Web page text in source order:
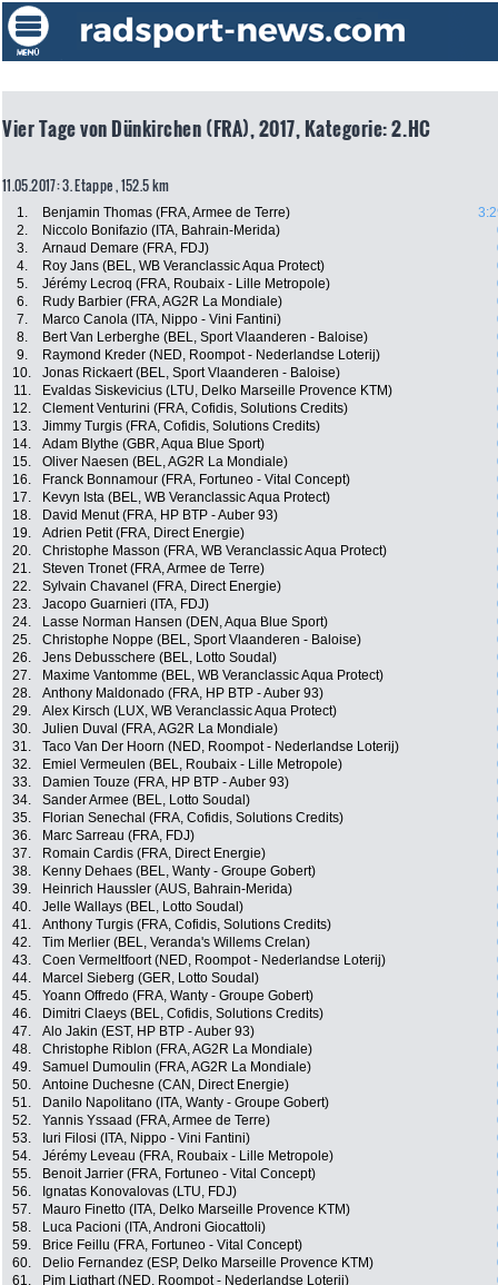
Vier Tage von Dünkirchen (FRA), 2017, Kategorie: 2.HC
11.05.2017: 3. Etappe , 152.5 km
1. Benjamin Thomas (FRA, Armee de Terre)
2.
Niccolo Bonifazio (ITA, Bahrain-Merida)
3.
Arnaud Demare (FRA, FDJ)
4.
Roy Jans (BEL, WB Veranclassic Aqua Protect)
5.
Jérémy Lecroq (FRA, Roubaix - Lille Metropole)
6.
Rudy Barbier (FRA, AG2R La Mondiale)
7.
Marco Canola (ITA, Nippo - Vini Fantini)
8.
Bert Van Lerberghe (BEL, Sport Vlaanderen - Baloise)
9.
Raymond Kreder (NED, Roompot - Nederlandse Loterij)
10.
Jonas Rickaert (BEL, Sport Vlaanderen - Baloise)
11.
Evaldas Siskevicius (LTU, Delko Marseille Provence KTM)
12.
Clement Venturini (FRA, Cofidis, Solutions Credits)
13.
Jimmy Turgis (FRA, Cofidis, Solutions Credits)
14.
Adam Blythe (GBR, Aqua Blue Sport)
15.
Oliver Naesen (BEL, AG2R La Mondiale)
16.
Franck Bonnamour (FRA, Fortuneo - Vital Concept)
17.
Kevyn Ista (BEL, WB Veranclassic Aqua Protect)
18.
David Menut (FRA, HP BTP - Auber 93)
19.
Adrien Petit (FRA, Direct Energie)
20.
Christophe Masson (FRA, WB Veranclassic Aqua Protect)
21.
Steven Tronet (FRA, Armee de Terre)
22.
Sylvain Chavanel (FRA, Direct Energie)
23.
Jacopo Guarnieri (ITA, FDJ)
24.
Lasse Norman Hansen (DEN, Aqua Blue Sport)
25.
Christophe Noppe (BEL, Sport Vlaanderen - Baloise)
26.
Jens Debusschere (BEL, Lotto Soudal)
27.
Maxime Vantomme (BEL, WB Veranclassic Aqua Protect)
28.
Anthony Maldonado (FRA, HP BTP - Auber 93)
29.
Alex Kirsch (LUX, WB Veranclassic Aqua Protect)
30.
Julien Duval (FRA, AG2R La Mondiale)
31.
Taco Van Der Hoorn (NED, Roompot - Nederlandse Loterij)
32.
Emiel Vermeulen (BEL, Roubaix - Lille Metropole)
33.
Damien Touze (FRA, HP BTP - Auber 93)
34.
Sander Armee (BEL, Lotto Soudal)
35.
Florian Senechal (FRA, Cofidis, Solutions Credits)
36.
Marc Sarreau (FRA, FDJ)
37.
Romain Cardis (FRA, Direct Energie)
38.
Kenny Dehaes (BEL, Wanty - Groupe Gobert)
39.
Heinrich Haussler (AUS, Bahrain-Merida)
40.
Jelle Wallays (BEL, Lotto Soudal)
41.
Anthony Turgis (FRA, Cofidis, Solutions Credits)
42.
Tim Merlier (BEL, Veranda's Willems Crelan)
43.
Coen Vermeltfoort (NED, Roompot - Nederlandse Loterij)
44.
Marcel Sieberg (GER, Lotto Soudal)
45.
Yoann Offredo (FRA, Wanty - Groupe Gobert)
46.
Dimitri Claeys (BEL, Cofidis, Solutions Credits)
47.
Alo Jakin (EST, HP BTP - Auber 93)
48.
Christophe Riblon (FRA, AG2R La Mondiale)
49.
Samuel Dumoulin (FRA, AG2R La Mondiale)
50.
Antoine Duchesne (CAN, Direct Energie)
51.
Danilo Napolitano (ITA, Wanty - Groupe Gobert)
52.
Yannis Yssaad (FRA, Armee de Terre)
53.
Iuri Filosi (ITA, Nippo - Vini Fantini)
54.
Jérémy Leveau (FRA, Roubaix - Lille Metropole)
55.
Benoit Jarrier (FRA, Fortuneo - Vital Concept)
56.
Ignatas Konovalovas (LTU, FDJ)
57.
Mauro Finetto (ITA, Delko Marseille Provence KTM)
58.
Luca Pacioni (ITA, Androni Giocattoli)
59.
Brice Feillu (FRA, Fortuneo - Vital Concept)
60.
Delio Fernandez (ESP, Delko Marseille Provence KTM)
61.
Pim Ligthart (NED, Roompot - Nederlandse Loterij)